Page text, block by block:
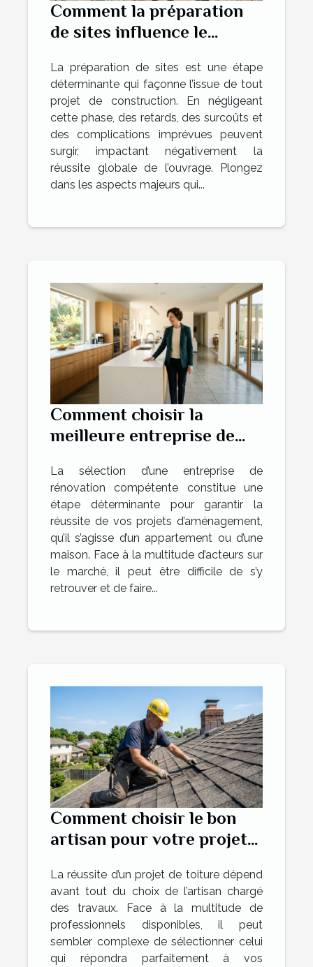
Comment la préparation
de sites influence le
construction ?
La préparation de sites est une étape
déterminante qui façonne l’issue de tout
projet de construction. En négligeant
cette phase, des retards, des surcoûts et
des complications imprévues peuvent
surgir, impactant négativement la
réussite globale de l’ouvrage. Plongez
dans les aspects majeurs qui...
Comment choisir la
meilleure entreprise de
projets ?
La sélection d’une entreprise de
rénovation compétente constitue une
étape déterminante pour garantir la
réussite de vos projets d’aménagement,
qu’il s’agisse d’un appartement ou d’une
maison. Face à la multitude d’acteurs sur
le marché, il peut être difficile de s’y
retrouver et de faire...
Comment choisir le bon
artisan pour votre projet
La réussite d’un projet de toiture dépend
avant tout du choix de l’artisan chargé
des travaux. Face à la multitude de
professionnels disponibles, il peut
sembler complexe de sélectionner celui
qui répondra parfaitement à vos